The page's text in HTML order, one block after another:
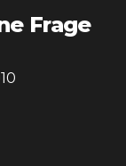
Frage